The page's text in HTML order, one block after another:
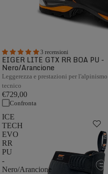
3 recensioni
EIGER LITE GTX RR BOA PU -
Nero/Arancione
Leggerezza e prestazioni per l'alpinismo
tecnico
€729,00
Confronta
ICE
TECH
EVO
RR
PU
-
Nero/Arancione